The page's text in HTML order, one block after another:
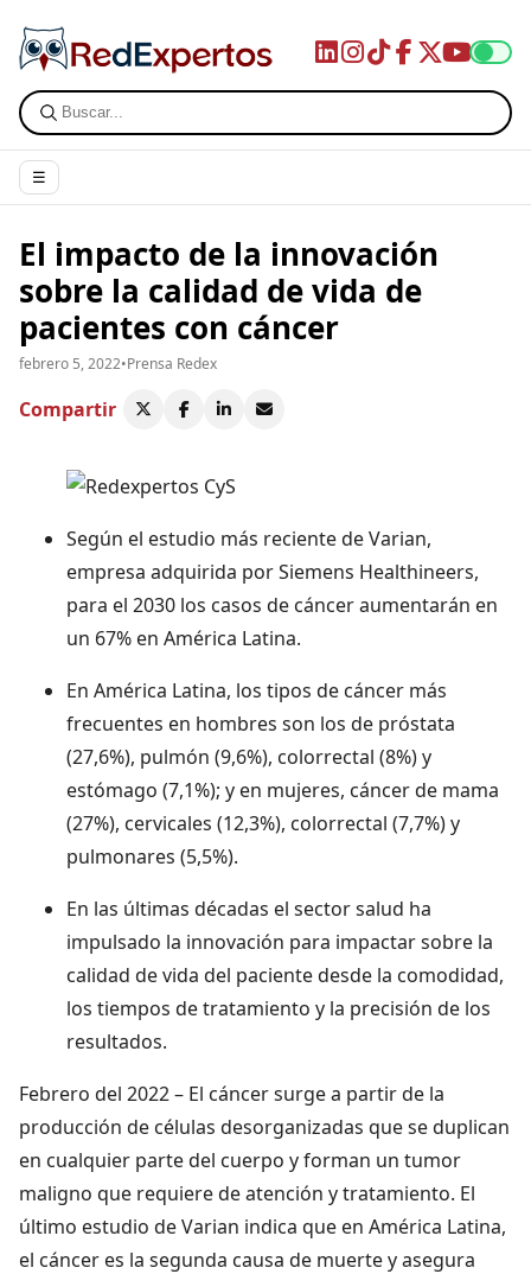
☰
El impacto de la innovación
sobre la calidad de vida de
pacientes con cáncer
febrero 5, 2022•Prensa Redex
Compartir
Según el estudio más reciente de Varian,
empresa adquirida por Siemens Healthineers,
para el 2030 los casos de cáncer aumentarán en
un 67% en América Latina.
En América Latina, los tipos de cáncer más
frecuentes en hombres son los de próstata
(27,6%), pulmón (9,6%), colorrectal (8%) y
estómago (7,1%); y en mujeres, cáncer de mama
(27%), cervicales (12,3%), colorrectal (7,7%) y
pulmonares (5,5%).
En las últimas décadas el sector salud ha
impulsado la innovación para impactar sobre la
calidad de vida del paciente desde la comodidad,
los tiempos de tratamiento y la precisión de los
resultados.
Febrero del 2022 – El cáncer surge a partir de la
producción de células desorganizadas que se duplican
en cualquier parte del cuerpo y forman un tumor
maligno que requiere de atención y tratamiento. El
último estudio de Varian indica que en América Latina,
el cáncer es la segunda causa de muerte y asegura